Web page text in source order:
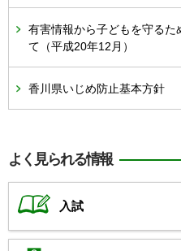
有害情報から子どもを守る
て（平成20年12月）
香川県いじめ防止基本方針
よく見られる情報
入試